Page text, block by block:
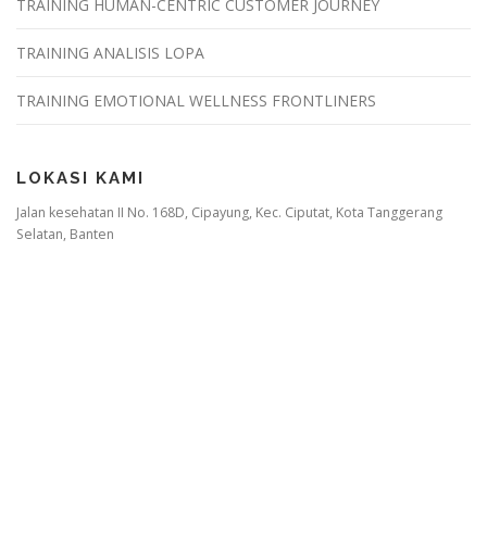
TRAINING HUMAN-CENTRIC CUSTOMER JOURNEY
TRAINING ANALISIS LOPA
TRAINING EMOTIONAL WELLNESS FRONTLINERS
LOKASI KAMI
Jalan kesehatan II No. 168D, Cipayung, Kec. Ciputat, Kota Tanggerang
Selatan, Banten